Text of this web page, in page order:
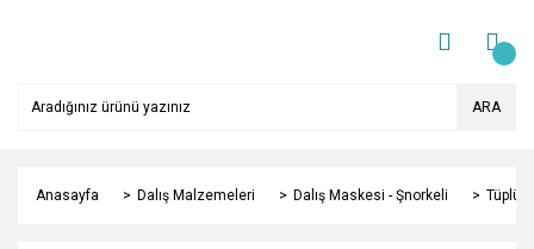
ARA
Anasayfa Dalış Malzemeleri Dalış Maskesi - Şnorkeli Tüplü